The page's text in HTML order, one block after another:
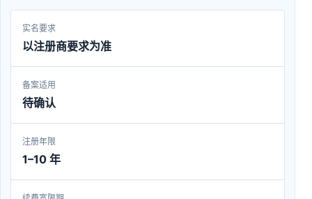
实名要求
以注册商要求为准
备案适用
待确认
注册年限
1–10 年